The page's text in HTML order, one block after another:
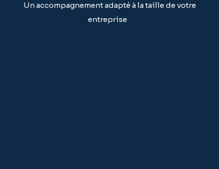
Un accompagnement adapté à la taille de votre
entreprise